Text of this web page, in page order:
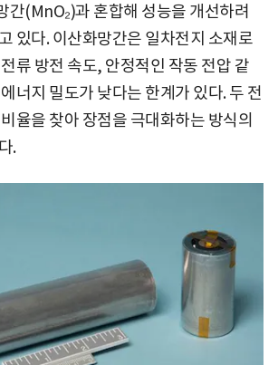
간(MnO₂)과 혼합해 성능을 개선하려
있다. 이산화망간은 일차전지 소재로
류 방전 속도, 안정적인 작동 전압 같
너지 밀도가 낮다는 한계가 있다. 두 전
율을 찾아 장점을 극대화하는 방식의
.